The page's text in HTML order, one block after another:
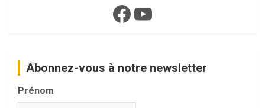
Facebook
YouTube
Abonnez-vous à notre newsletter
Prénom